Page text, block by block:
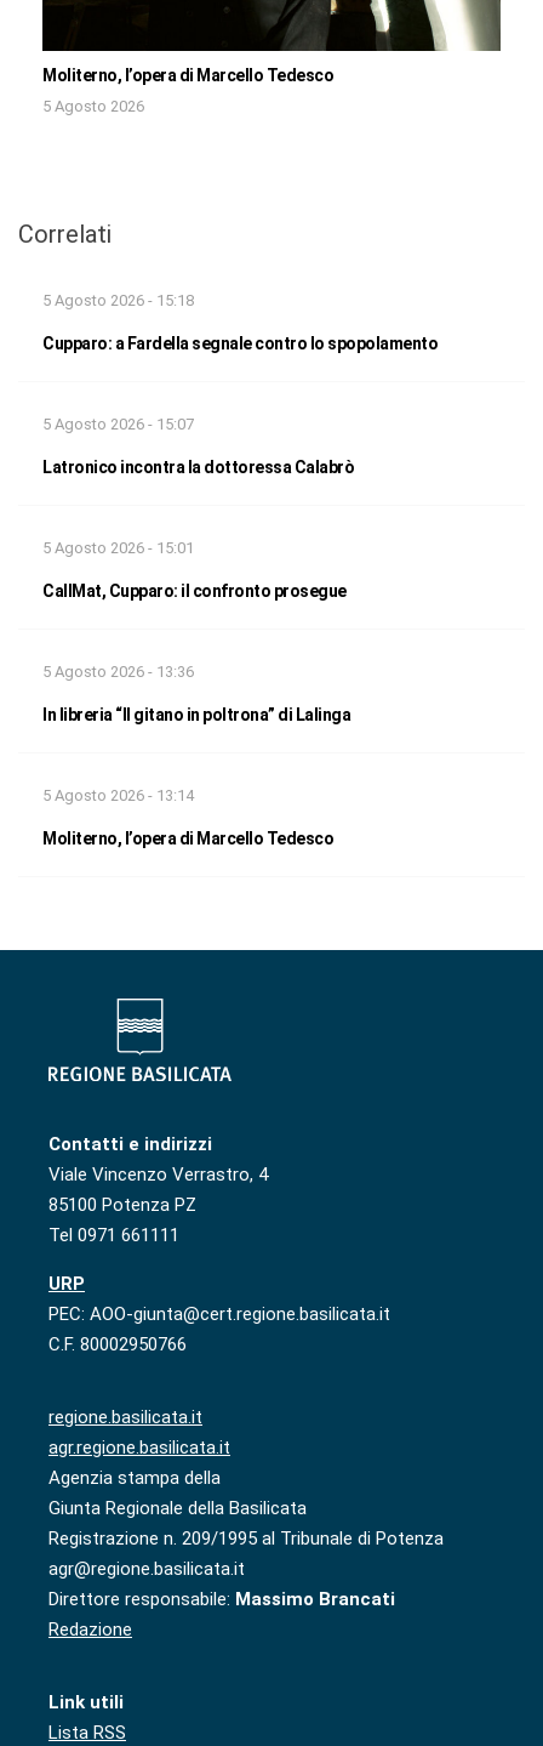
Moliterno, l’opera di Marcello Tedesco
5 Agosto 2026
Correlati
5 Agosto 2026 - 15:18
Cupparo: a Fardella segnale contro lo spopolamento
5 Agosto 2026 - 15:07
Latronico incontra la dottoressa Calabrò
5 Agosto 2026 - 15:01
CallMat, Cupparo: il confronto prosegue
5 Agosto 2026 - 13:36
In libreria “Il gitano in poltrona” di Lalinga
5 Agosto 2026 - 13:14
Moliterno, l’opera di Marcello Tedesco
Contatti e indirizzi
Viale Vincenzo Verrastro, 4
85100 Potenza PZ
Tel 0971 661111
URP
PEC: AOO-giunta@cert.regione.basilicata.it
C.F. 80002950766
regione.basilicata.it
agr.regione.basilicata.it
Agenzia stampa della
Giunta Regionale della Basilicata
Registrazione n. 209/1995 al Tribunale di Potenza
agr@regione.basilicata.it
Direttore responsabile: Massimo Brancati
Redazione
Link utili
Lista RSS